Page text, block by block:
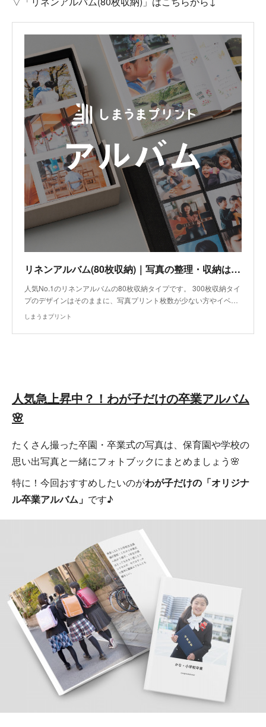
リネンアルバム(80枚収納)｜写真の整理・収納はしまうまプリントで
人気No.1のリネンアルバムの80枚収納タイプです。 300枚収納タイ
プのデザインはそのままに、写真プリント枚数が少ない方やイベ…
しまうまプリント
人気急上昇中？！わが子だけの卒業アルバム
🌸
たくさん撮った卒園・卒業式の写真は、保育園や学校の
思い出写真と一緒にフォトブックにまとめましょう🌸
特に！今回おすすめしたいのがわが子だけの「オリジナ
ル卒業アルバム」 です♪